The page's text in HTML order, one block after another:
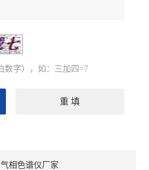
数字），如：三加四=7
相色谱仪厂家